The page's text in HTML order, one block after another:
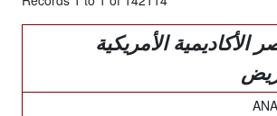
الأكاديمية الأمريكية